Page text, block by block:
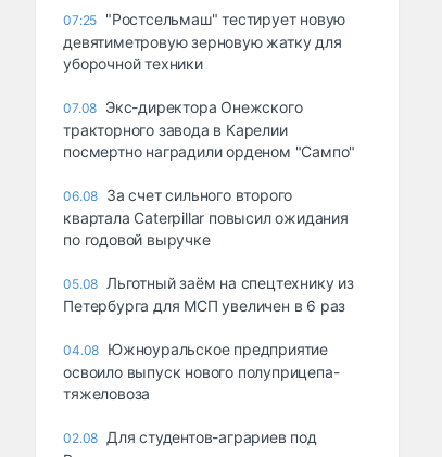
07:25 "Ростсельмаш" тестирует новую
девятиметровую зерновую жатку для
уборочной техники
07.08 Экс-директора Онежского
тракторного завода в Карелии
посмертно наградили орденом "Сампо"
06.08 За счет сильного второго
квартала Caterpillar повысил ожидания
по годовой выручке
05.08 Льготный заём на спецтехнику из
Петербурга для МСП увеличен в 6 раз
04.08 Южноуральское предприятие
освоило выпуск нового полуприцепа-
тяжеловоза
02.08 Для студентов-аграриев под